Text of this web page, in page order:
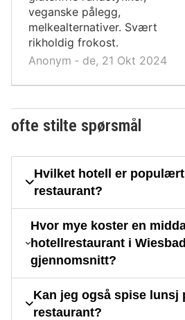
veganske pålegg,
melkealternativer. Svært
rikholdig frokost.
Anonym ‐ de, 21 Okt 2024
ofte stilte spørsmål
Hvilket hotell er
restaurant?
Hvor mye koster en
hotellrestaurant i
gjennomsnitt?
Kan jeg også spise lunsj
restaurant?